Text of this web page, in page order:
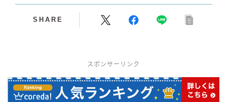
SHARE
スポンサーリンク